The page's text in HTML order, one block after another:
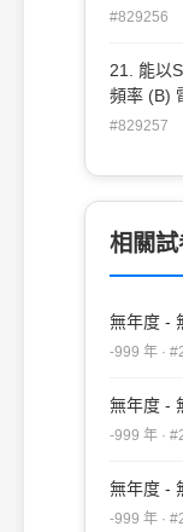
線調諧器 (C) Key-click濾波器 (D) 端點控制
#829256
21. 能以
#829257
相關試
無年度 -
-999 年 ·
無年度 -
-999 年 ·
無年度 -
-999 年 ·